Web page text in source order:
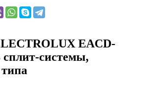
EACD-
сплит-системы,